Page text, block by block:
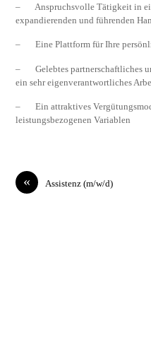
– Anspruchsvolle Tätigkeit in
expandierenden und führenden
– Eine Plattform für Ihre
– Gelebtes partnerschaftliches
ein sehr eigenverantwortliches
– Ein attraktives
leistungsbezogenen Variablen
« Assistenz (m/w/d)